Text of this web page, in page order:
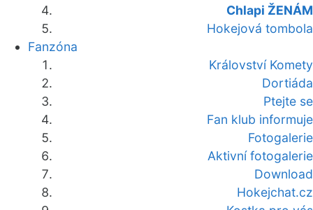
Chlapi ŽENÁM
Hokejová tombola
Fanzóna
Království Komety
Dortiáda
Ptejte se
Fan klub informuje
Fotogalerie
Aktivní fotogalerie
Download
Hokejchat.cz